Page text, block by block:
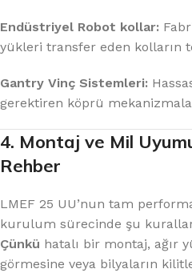
Endüstriyel Robot kollar:
yükleri transfer eden kolların
Gantry Vinç Sistemleri:
gerektiren köprü
4. Montaj ve Mil
Rehber
LMEF 25 UU’nun tam
kurulum sürecinde şu
Çünkü hatalı bir montaj, ağır
görmesine veya bilyaların